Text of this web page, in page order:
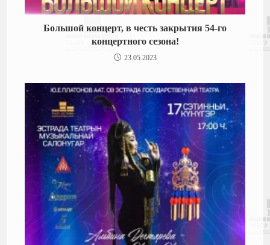
Большой концерт, в честь закрытия 54-го
концертного сезона!
23.05.2023